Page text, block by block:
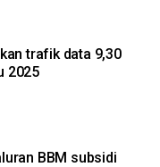
trafik data 9,30
2025
BBM subsidi